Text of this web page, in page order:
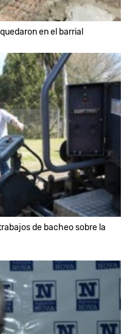
en el barrial
de bacheo sobre la